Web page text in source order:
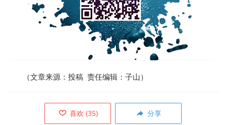
（文章来源：投稿 责任编辑：子山）
喜欢 (35) 分享